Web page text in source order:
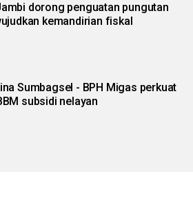
dorong penguatan pungutan
kemandirian fiskal
Sumbagsel - BPH Migas perkuat
subsidi nelayan